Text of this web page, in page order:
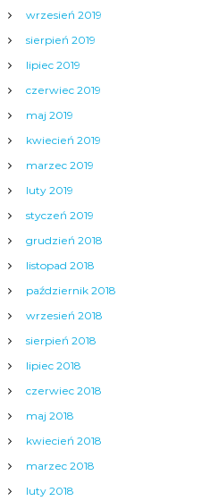
wrzesień 2019
sierpień 2019
lipiec 2019
czerwiec 2019
maj 2019
kwiecień 2019
marzec 2019
luty 2019
styczeń 2019
grudzień 2018
listopad 2018
październik 2018
wrzesień 2018
sierpień 2018
lipiec 2018
czerwiec 2018
maj 2018
kwiecień 2018
marzec 2018
luty 2018